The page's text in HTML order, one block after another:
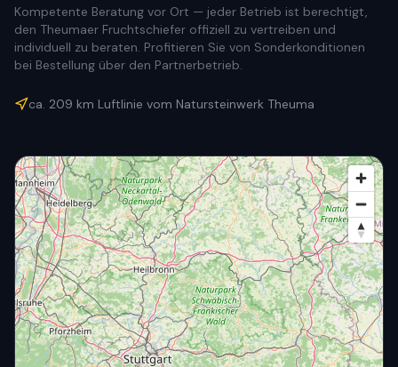
Kompetente Beratung vor Ort — jeder Betrieb ist berechtigt,
den Theumaer Fruchtschiefer offiziell zu vertreiben und
individuell zu beraten. Profitieren Sie von Sonderkonditionen
bei Bestellung über den Partnerbetrieb.
ca. 209 km Luftlinie vom Natursteinwerk Theuma